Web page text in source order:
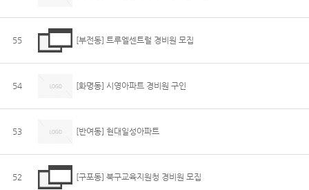
55 [부전동] 트루엘센트럴 경비원 모집
54 [화명동] 시영아파트 경비원 구인
53 [반여동] 현대일성아파트
52 [구포동] 북구교육지원청 경비원 모집